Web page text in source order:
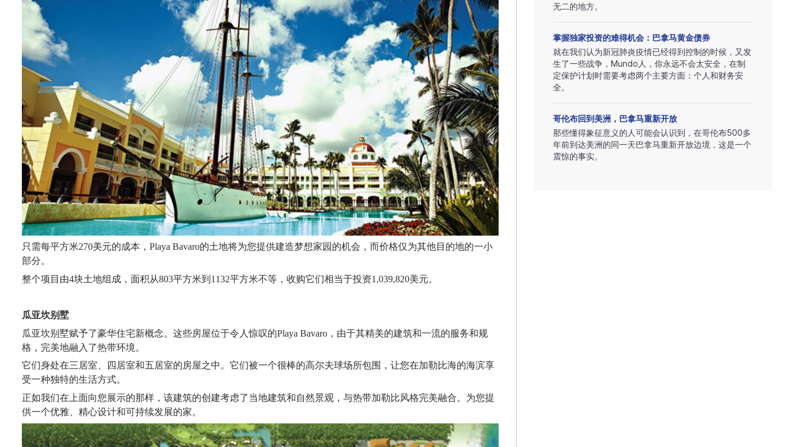
只需每平方米270美元的成本，Playa Bavaro的土地将为您提供建造梦想家园的机会，而价格仅为其他目的地的一小
部分。
整个项目由4块土地组成，面积从803平方米到1132平方米不等，收购它们相当于投资1,039,820美元。
瓜亚坎别墅
瓜亚坎别墅赋予了豪华住宅新概念。这些房屋位于令人惊叹的Playa Bavaro，由于其精美的建筑和一流的服务和规
格，完美地融入了热带环境。
它们身处在三居室、四居室和五居室的房屋之中 。它们被一个很棒的高尔夫球场所包围，让您在加勒比海的海滨享
受一种独特的生活方式。
正如我们在上面向您展示的那样，该建筑的创建考虑了当地建筑和自然景观，与热带加勒比风格完美融合。 为您提
供一个优雅、精心设计和可持续发展的家。
无二的地方。
掌握独家投资的难得机会：巴拿马黄金债券
就在我们认为新冠肺炎疫情已经得到控制的时候，又发
生了一些战争，Mundo人，你永远不会太安全，在制
定保护计划时需要考虑两个主要方面：个人和财务安
全。
哥伦布回到美洲，巴拿马重新开放
那些懂得象征意义的人可能会认识到，在哥伦布500多
年前到达美洲的同一天巴拿马重新开放边境，这是一个
震惊的事实。